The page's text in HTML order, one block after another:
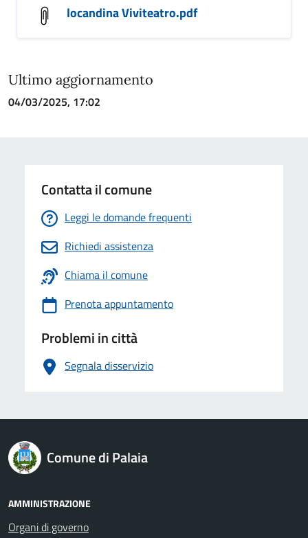
locandina Viviteatro.pdf
Ultimo aggiornamento
04/03/2025, 17:02
Contatta il comune
Leggi le domande frequenti
Richiedi assistenza
Chiama il comune
Prenota appuntamento
Problemi in città
Segnala disservizio
logo Unione Europea
Comune di Palaia
AMMINISTRAZIONE
Organi di governo